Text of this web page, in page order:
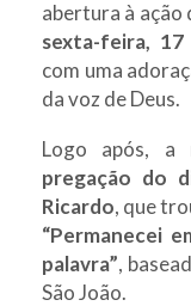
abertura à ação
sexta-feira,
com uma
da voz de Deus.
Logo após, a
pregação do
Ricardo, que
“Permanecei
palavra”,
São João.